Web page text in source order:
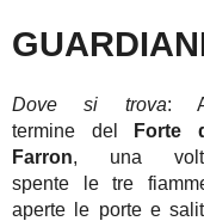
Dove si trova:
termine del
Forte
Farron, una
spente le tre
aperte le porte e